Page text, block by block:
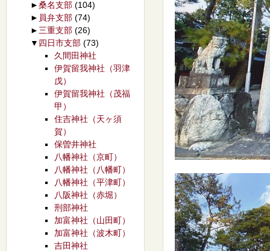
►桑名支部 (104)
► 員弁支部 (74)
► 三重支部 (26)
▼ 四日市支部 (73)
久間田神社
伊賀留我神社（羽津
戊）
伊賀留我神社（茂福
甲）
住吉神社（天ヶ須
賀）
保曽井神社
八幡神社（京町）
八幡神社（八幡町）
八幡神社（平津町）
八阪神社（赤堀）
刑部神社
加富神社（山田町）
加富神社（波木町）
吉田神社